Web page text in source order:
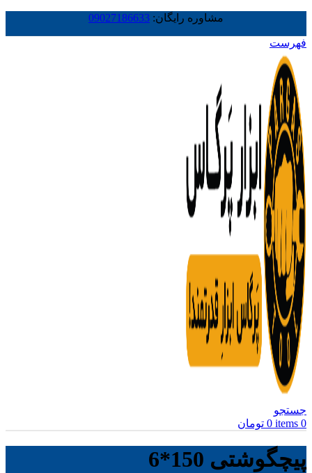
مشاوره رایگان: 09027186633
فهرست
جستجو
0
items
0 تومان
پیچگوشتی 150*6